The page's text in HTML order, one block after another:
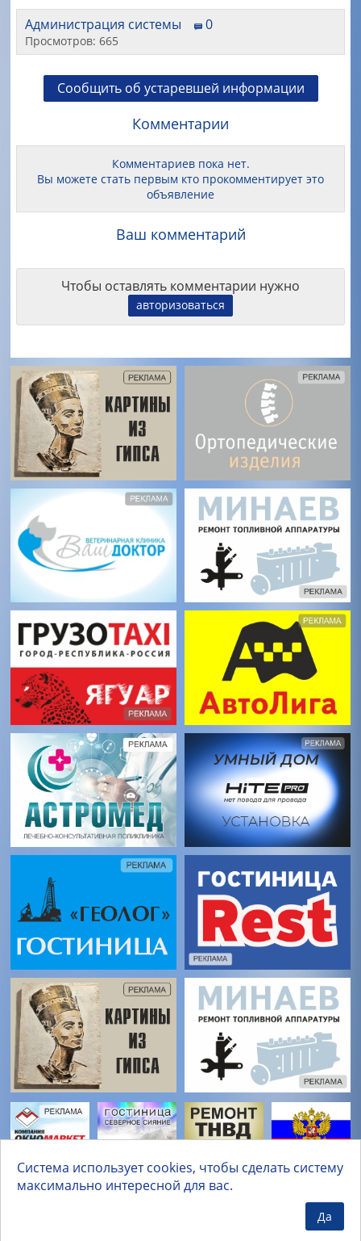
Администрация системы 0
Просмотров: 665
Сообщить об устаревшей информации
Комментарии
Комментариев пока нет.
Вы можете стать первым кто прокомментирует это
объявление
Ваш комментарий
Чтобы оставлять комментарии нужно
авторизоваться
Система использует cookies, чтобы сделать систему
максимально интересной для вас.
Да